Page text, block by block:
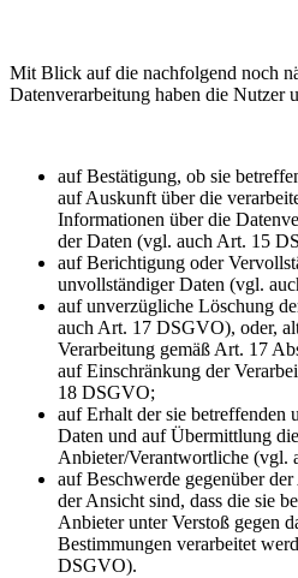
Mit Blick auf die nachfolgend noch
Datenverarbeitung haben die Nutzer
auf Bestätigung, ob sie
auf Auskunft über die
Informationen über die
der Daten (vgl. auch Art. 15
auf Berichtigung oder
unvollständiger Daten (vgl.
auf unverzügliche Löschung
auch Art. 17 DSGVO), oder,
Verarbeitung gemäß Art. 17
auf Einschränkung der
18 DSGVO;
auf Erhalt der sie betreffenden
Daten und auf Übermittlung
Anbieter/Verantwortliche (vgl.
auf Beschwerde gegenüber
der Ansicht sind, dass die sie
Anbieter unter Verstoß gegen
Bestimmungen verarbeitet
DSGVO).